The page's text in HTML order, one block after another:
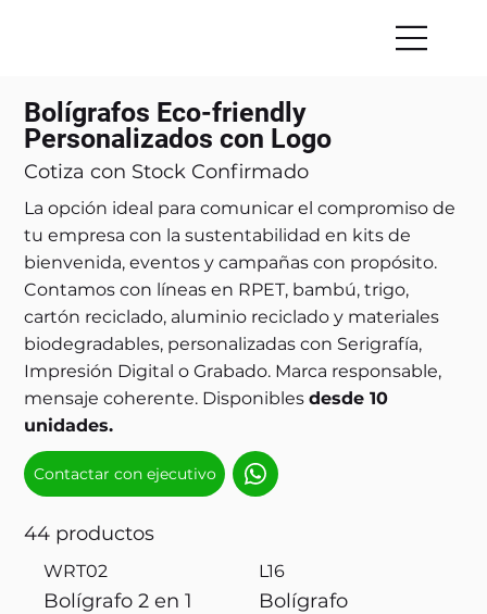
Bolígrafos Eco-friendly
Personalizados con Logo
Cotiza con Stock Confirmado
La opción ideal para comunicar el compromiso de
tu empresa con la sustentabilidad en kits de
bienvenida, eventos y campañas con propósito.
Contamos con líneas en RPET, bambú, trigo,
cartón reciclado, aluminio reciclado y materiales
biodegradables, personalizadas con Serigrafía,
Impresión Digital o Grabado. Marca responsable,
mensaje coherente. Disponiblesdesde 10
unidades.
Contactar con ejecutivo
44 productos
WRT02
Bolígrafo 2 en 1
L16
Bolígrafo